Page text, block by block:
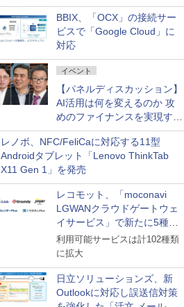
企業・広告代理店などが実装
フェーズへ
BBIX、「OCX」の接続サー
ビスで「Google Cloud」に
対応
イベント
【パネルディスカッション】
AI活用は何を変えるのか 攻
めのファイナンスを実現する
業務設計とマインドセット変
革
レノボ、NFC/FeliCaに対応する11型
Androidタブレット「Lenovo ThinkTab
X11 Gen 1」を発売
レコモット、「moconavi
LGWANクラウドゲートウェ
イサービス」で新たに5種類
のサービスと連携開始
利用可能サービスは計102種類
に拡大
日立ソリューションズ、新
Outlookに対応し誤送信対策